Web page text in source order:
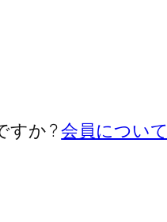
すか ?会員について